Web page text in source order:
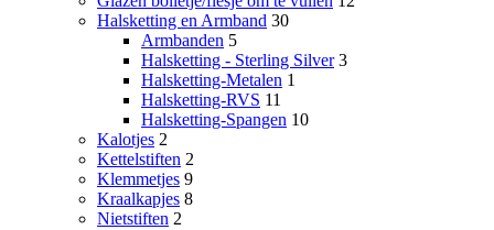
Halsketting en Armband 30
Armbanden 5
Halsketting - Sterling Silver 3
Halsketting-Metalen 1
Halsketting-RVS 11
Halsketting-Spangen 10
Kalotjes 2
Kettelstiften 2
Klemmetjes 9
Kraalkapjes 8
Nietstiften 2